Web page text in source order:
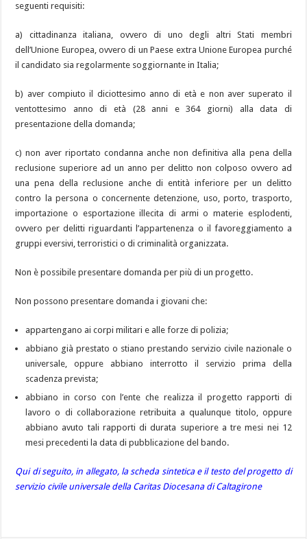
seguenti requisiti:
a) cittadinanza italiana, ovvero di uno degli altri Stati membri
dell’Unione Europea, ovvero di un Paese extra Unione Europea purché
il candidato sia regolarmente soggiornante in Italia;
b) aver compiuto il diciottesimo anno di età e non aver superato il
ventottesimo anno di età (28 anni e 364 giorni) alla data di
presentazione della domanda;
c) non aver riportato condanna anche non definitiva alla pena della
reclusione superiore ad un anno per delitto non colposo ovvero ad
una pena della reclusione anche di entità inferiore per un delitto
contro la persona o concernente detenzione, uso, porto, trasporto,
importazione o esportazione illecita di armi o materie esplodenti,
ovvero per delitti riguardanti l’appartenenza o il favoreggiamento a
gruppi eversivi, terroristici o di criminalità organizzata.
Non è possibile presentare domanda per più di un progetto.
Non possono presentare domanda i giovani che:
appartengano ai corpi militari e alle forze di polizia;
abbiano già prestato o stiano prestando servizio civile nazionale o
universale, oppure abbiano interrotto il servizio prima della
scadenza prevista;
abbiano in corso con l’ente che realizza il progetto rapporti di
lavoro o di collaborazione retribuita a qualunque titolo, oppure
abbiano avuto tali rapporti di durata superiore a tre mesi nei 12
mesi precedenti la data di pubblicazione del bando.
Qui di seguito, in allegato, la scheda sintetica e il testo del progetto di
servizio civile universale della Caritas Diocesana di Caltagirone